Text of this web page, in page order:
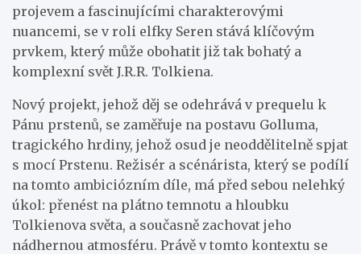
projevem a fascinujícími charakterovými
nuancemi, se v roli elfky Seren stává klíčovým
prvkem, který může obohatit již tak bohatý a
komplexní svět J.R.R. Tolkiena.
Nový projekt, jehož děj se odehrává v prequelu k
Pánu prstenů, se zaměřuje na postavu Golluma,
tragického hrdiny, jehož osud je neoddělitelně spjat
s mocí Prstenu. Režisér a scénárista, který se podílí
na tomto ambiciózním díle, má před sebou nelehký
úkol: přenést na plátno temnotu a hloubku
Tolkienova světa, a současně zachovat jeho
nádhernou atmosféru. Právě v tomto kontextu se